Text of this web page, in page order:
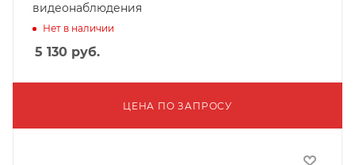
видеонаблюдения
Нет в наличии
5 130 руб.
ЦЕНА ПО ЗАПРОСУ